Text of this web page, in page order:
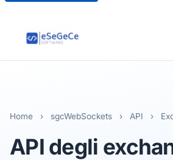
Home › sgcWebSockets › API ›
API degli